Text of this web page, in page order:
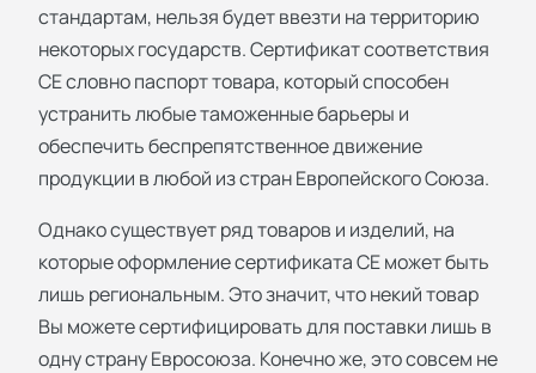
стандартам, нельзя будет ввезти на территорию
некоторых государств. Сертификат соответствия
СЕ словно паспорт товара, который способен
устранить любые таможенные барьеры и
обеспечить беспрепятственное движение
продукции в любой из стран Европейского Союза.
Однако существует ряд товаров и изделий, на
которые оформление сертификата СЕ может быть
лишь региональным. Это значит, что некий товар
Вы можете сертифицировать для поставки лишь в
одну страну Евросоюза. Конечно же, это совсем не